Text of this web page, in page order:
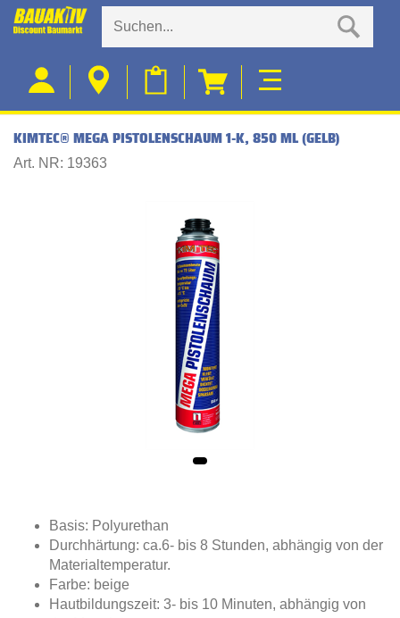
KIMTEC® MEGA PISTOLENSCHAUM 1-K, 850 ML (GELB)
Art. NR: 19363
Basis: Polyurethan
Durchhärtung: ca.6- bis 8 Stunden, abhängig von der
Materialtemperatur.
Farbe: beige
Hautbildungszeit: 3- bis 10 Minuten, abhängig von